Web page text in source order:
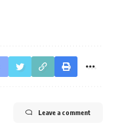
Leave a comment